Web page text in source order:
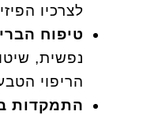
לצרכיו
טיפוח
נפשית,
הריפוי
התמקדות